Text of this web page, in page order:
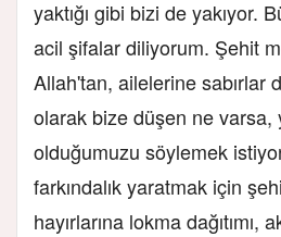
yaktığı gibi bizi de yakıyor.
acil şifalar diliyorum. Şehit
Allah'tan, ailelerine sabırlar
olarak bize düşen ne varsa,
olduğumuzu söylemek
farkındalık yaratmak için
hayırlarına lokma